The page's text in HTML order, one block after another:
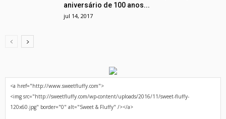
aniversário de 100 anos...
jul 14, 2017